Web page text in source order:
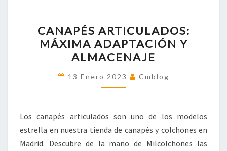
ARTICULADOS:
MÁXIMA
ADAPTACIÓN
Y
ALMACENAJE
CANAPÉS ARTICULADOS:
MÁXIMA ADAPTACIÓN Y
ALMACENAJE
13 Enero 2023 Cmblog
Los canapés articulados son uno de los modelos
estrella en nuestra tienda de canapés y colchones en
Madrid. Descubre de la mano de Milcolchones las